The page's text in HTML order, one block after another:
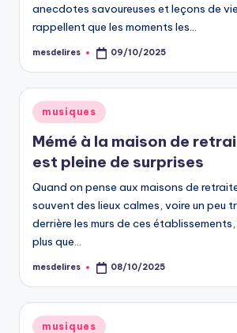
anecdotes savoureuses et leçons de
rappellent que les moments les…
Posted
mesdelires 09/10/2025
Posted
in
musiques
Mémé à la maison de
est pleine de surprises
Quand on pense aux maisons de
souvent des lieux calmes, voire un peu
derrière les murs de ces
plus que…
Posted
mesdelires 08/10/2025
Posted
musiques